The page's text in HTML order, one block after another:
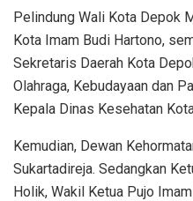
Pelindung Wali Kota Depok
Kota Imam Budi Hartono,
Sekretaris Daerah Kota
Olahraga, Kebudayaan dan
Kepala Dinas Kesehatan
Kemudian, Dewan
Sukartadireja. Sedangkan
Holik, Wakil Ketua Pujo